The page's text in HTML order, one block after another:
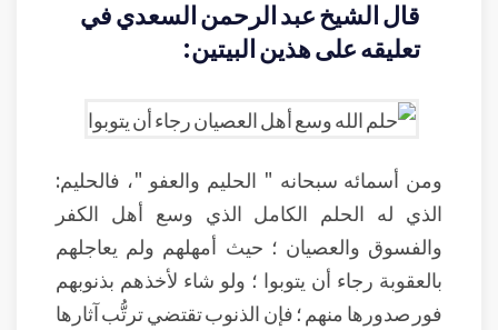
قال الشيخ عبد الرحمن السعدي في
تعليقه على هذين البيتين:
ومن أسمائه سبحانه " الحليم والعفو "، فالحليم:
الذي له الحلم الكامل الذي وسع أهل الكفر
والفسوق والعصيان ؛ حيث أمهلهم ولم يعاجلهم
بالعقوبة رجاء أن يتوبوا ؛ ولو شاء لأخذهم بذنوبهم
فور صدورها منهم ؛ فإن الذنوب تقتضي ترتُّب آثارها